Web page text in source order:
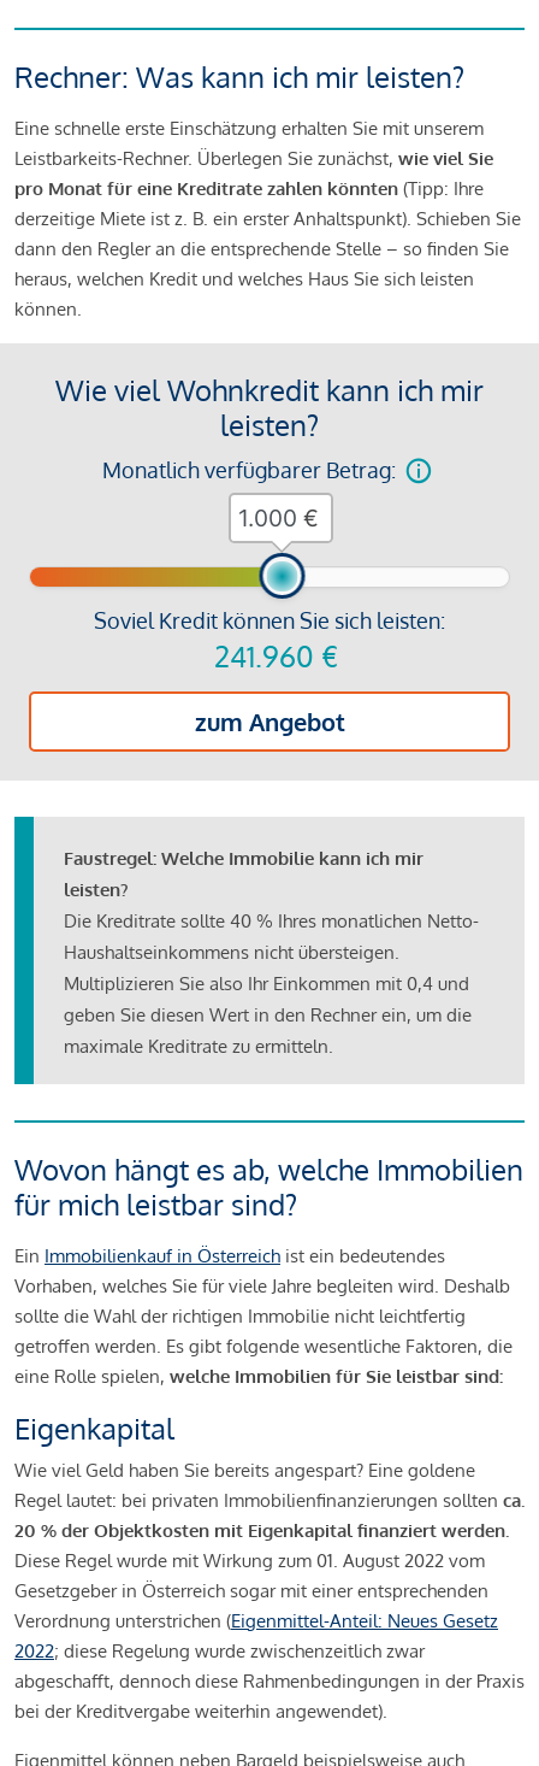
Rechner: Was kann ich mir leisten?
Eine schnelle erste Einschätzung erhalten Sie mit unserem
Leistbarkeits-Rechner. Überlegen Sie zunächst, wie viel Sie
pro Monat für eine Kreditrate zahlen könnten (Tipp: Ihre
derzeitige Miete ist z. B. ein erster Anhaltspunkt). Schieben Sie
dann den Regler an die entsprechende Stelle – so finden Sie
heraus, welchen Kredit und welches Haus Sie sich leisten
können.
Wie viel Wohnkredit kann ich mir
leisten?
Monatlich verfügbarer Betrag:
Soviel Kredit können Sie sich leisten:
241.960 €
zum Angebot
€
Faustregel: Welche Immobilie kann ich mir
leisten?
Die Kreditrate sollte 40 % Ihres monatlichen Netto-
Haushaltseinkommens nicht übersteigen.
Multiplizieren Sie also Ihr Einkommen mit 0,4 und
geben Sie diesen Wert in den Rechner ein, um die
maximale Kreditrate zu ermitteln.
Wovon hängt es ab, welche Immobilien
für mich leistbar sind?
Ein Immobilienkauf in Österreich ist ein bedeutendes
Vorhaben, welches Sie für viele Jahre begleiten wird. Deshalb
sollte die Wahl der richtigen Immobilie nicht leichtfertig
getroffen werden. Es gibt folgende wesentliche Faktoren, die
eine Rolle spielen, welche Immobilien für Sie leistbar sind:
Eigenkapital
Wie viel Geld haben Sie bereits angespart? Eine goldene
Regel lautet: bei privaten Immobilienfinanzierungen sollten ca.
20 % der Objektkosten mit Eigenkapital finanziert werden.
Diese Regel wurde mit Wirkung zum 01. August 2022 vom
Gesetzgeber in Österreich sogar mit einer entsprechenden
Verordnung unterstrichen (Eigenmittel-Anteil: Neues Gesetz
2022; diese Regelung wurde zwischenzeitlich zwar
abgeschafft, dennoch diese Rahmenbedingungen in der Praxis
bei der Kreditvergabe weiterhin angewendet).
Eigenmittel können neben Bargeld beispielsweise auch